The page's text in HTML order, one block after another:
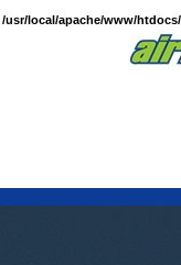
/usr/local/apache/www/